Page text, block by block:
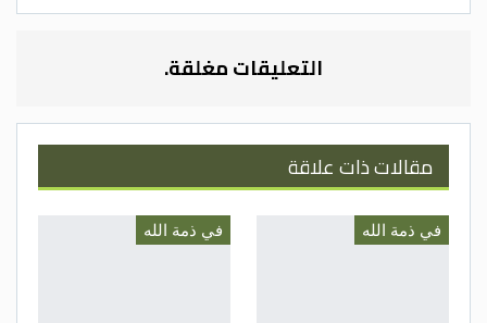
مشاعرالعزاء والمواساة من أسرة وذوي
العلي القدير أن يتغمدها بواسع رحمته
ويسكنها فسيح جنانه ويلهم أهلها وذويها
الصبر والسلوان .
اللهم اغفـر لها وارحمها و اعف عنها واكرم
التعليقات مغلقة.
مقالات ذات علاقة
في ذمة الله في ذمة الله